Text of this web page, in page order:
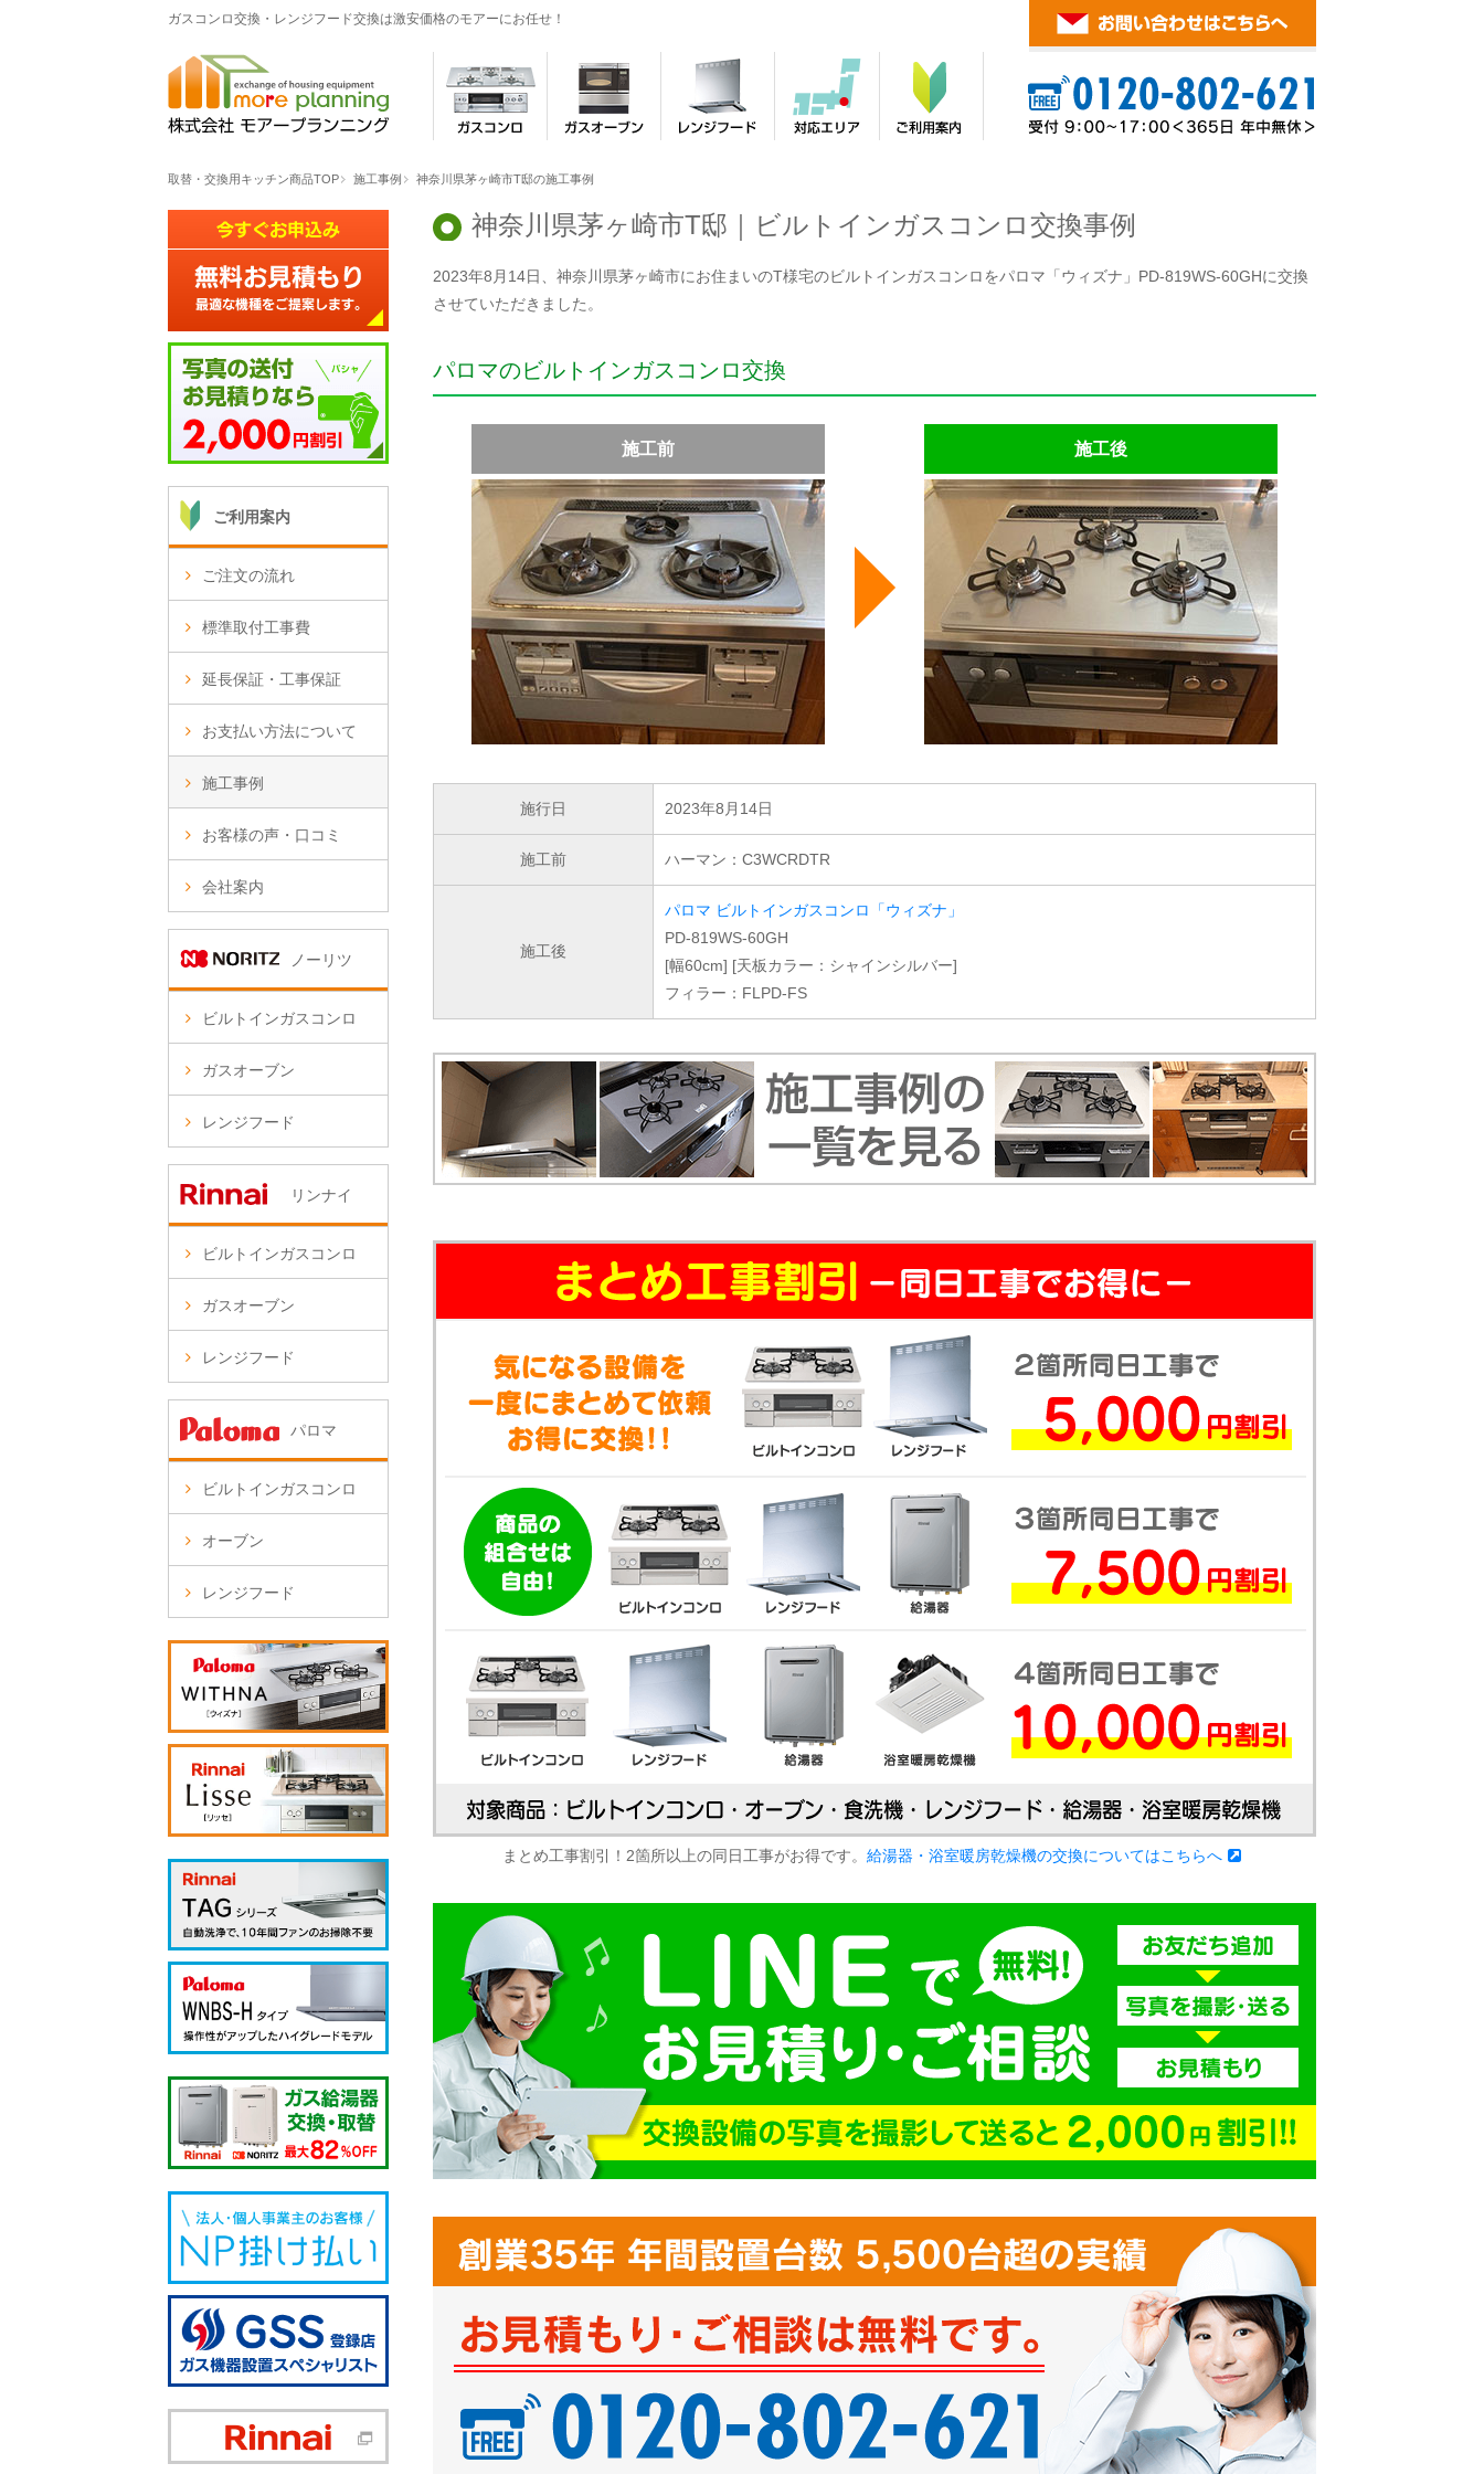
ガスコンロ交換・レンジフード交換は激安価格のモアーにお任せ！
取替・交換用キッチン商品TOP 施工事例 神奈川県茅ヶ崎市T邸の施工事例
神奈川県茅ヶ崎市T邸｜ビルトインガスコンロ交換事例
2023年8月14日、神奈川県茅ヶ崎市にお住まいのT様宅のビルトインガスコンロをパロマ「ウィズナ」PD-819WS-60GHに交換
させていただきました。
パロマのビルトインガスコンロ交換
施工前 施工後
施行日 2023年8月14日
施工前 ハーマン：C3WCRDTR
施工後
パロマ ビルトインガスコンロ「ウィズナ」
PD-819WS-60GH
[幅60cm] [天板カラー：シャインシルバー]
フィラー：FLPD-FS
まとめ工事割引！2箇所以上の同日工事がお得です。 給湯器・浴室暖房乾燥機の交換についてはこちらへ
ご利用案内
ご注文の流れ
標準取付工事費
延長保証・工事保証
お支払い方法について
施工事例
お客様の声・口コミ
会社案内
ノーリツ
ビルトインガスコンロ
ガスオーブン
レンジフード
リンナイ
ビルトインガスコンロ
ガスオーブン
レンジフード
パロマ
ビルトインガスコンロ
オーブン
レンジフード